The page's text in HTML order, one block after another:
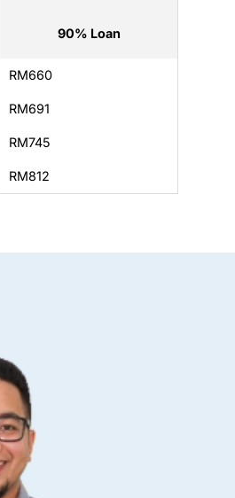
90% Loan
RM660
RM691
RM745
RM812